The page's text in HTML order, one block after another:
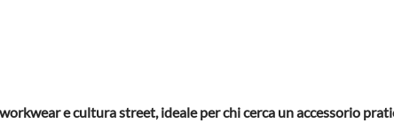
e cultura street, ideale per chi cerca un accessorio